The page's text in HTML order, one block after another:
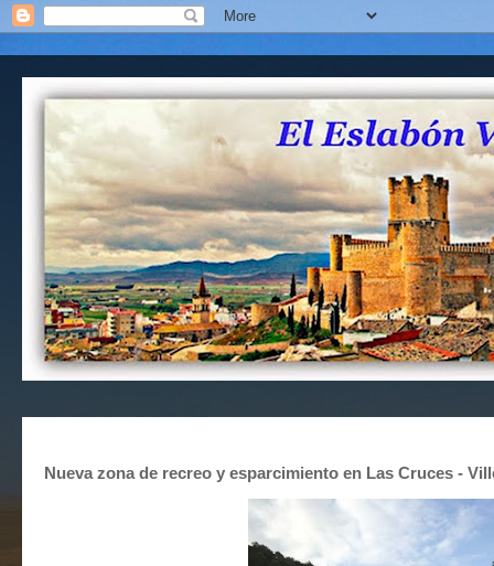
Nueva zona de recreo y esparcimiento en Las Cruces -